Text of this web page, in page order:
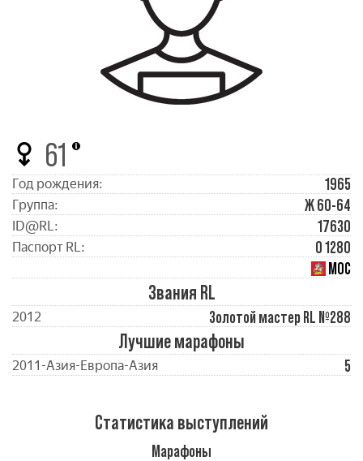
61
Год рождения: 1965
Группа: Ж 60-64
ID@RL: 17630
Паспорт RL:
0 1280
МОС
Звания RL
2012 Золотой мастер RL №288
Лучшие марафоны
2011-Азия-Европа-Азия 5
Статистика выступлений
Марафоны